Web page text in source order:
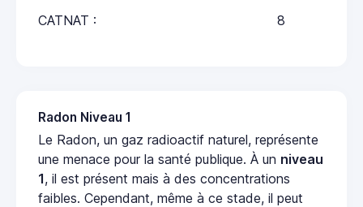
CATNAT : 8
Radon Niveau 1
Le Radon, un gaz radioactif naturel, représente
une menace pour la santé publique. À un niveau
1, il est présent mais à des concentrations
faibles. Cependant, même à ce stade, il peut